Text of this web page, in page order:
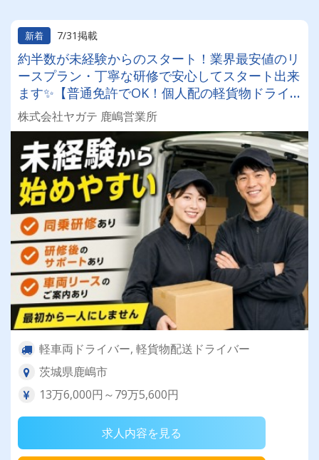
新着 7/31掲載
約半数が未経験からのスタート！業界最安値のリ
ースプラン・丁寧な研修で安心してスタート出来
ます✨【普通免許でOK！個人配の軽貨物ドライ
バー！！】日払い・週払いOK♪しっかり稼いで生
活安定♪＼社員登用実績あり◎キャリアアップも
狙えます！／
株式会社ヤガテ 鹿嶋営業所
軽車両ドライバー, 軽貨物配送ドライバー
茨城県鹿嶋市
13万6,000円～79万5,600円
求人内容を見る